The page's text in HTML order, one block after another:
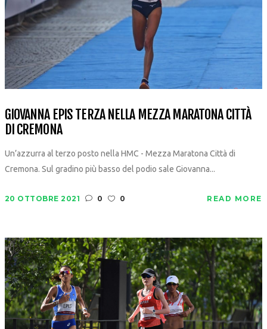
GIOVANNA EPIS TERZA NELLA MEZZA MARATONA CITTÀ
DI CREMONA
Un’azzurra al terzo posto nella HMC - Mezza Maratona Città di
Cremona. Sul gradino più basso del podio sale Giovanna...
20 OTTOBRE 2021 0 0 READ MORE